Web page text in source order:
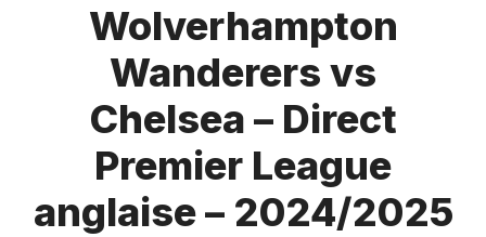
Wolverhampton
Wanderers vs
Chelsea – Direct
Premier League
anglaise – 2024/2025